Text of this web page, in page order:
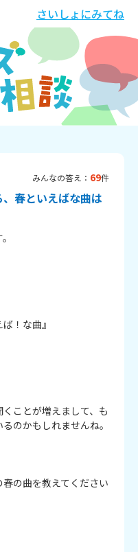
さいしょにみてね
みんなの答え： 69件
春といえばな曲は
！な曲』
ことが増えまして、も
のかもしれませんね。
の曲を教えてください